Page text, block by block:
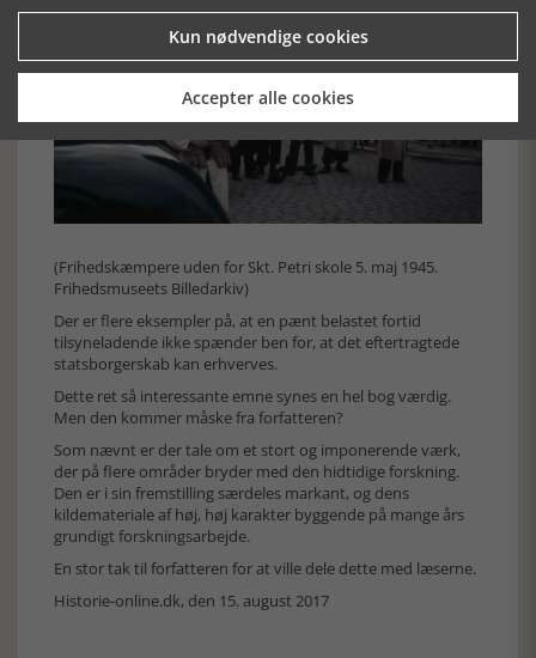
(Frihedskæmpere uden for Skt. Petri skole 5. maj 1945.
Frihedsmuseets Billedarkiv)
Der er flere eksempler på, at en pænt belastet fortid
tilsyneladende ikke spænder ben for, at det eftertragtede
statsborgerskab kan erhverves.
Dette ret så interessante emne synes en hel bog værdig.
Men den kommer måske fra forfatteren?
Som nævnt er der tale om et stort og imponerende værk,
der på flere områder bryder med den hidtidige forskning.
Den er i sin fremstilling særdeles markant, og dens
kildemateriale af høj, høj karakter byggende på mange års
grundigt forskningsarbejde.
En stor tak til forfatteren for at ville dele dette med læserne.
Historie-online.dk, den 15. august 2017
Kun nødvendige cookies
Accepter alle cookies